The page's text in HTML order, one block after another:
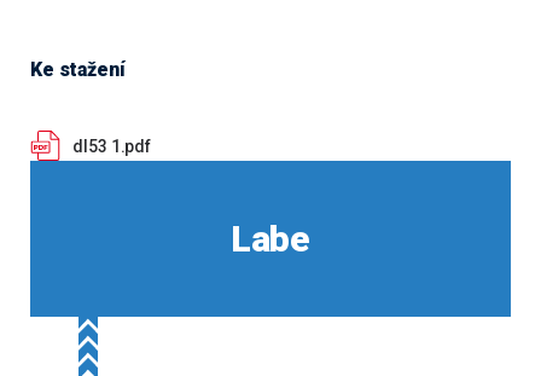
Ke stažení
dl53 1.pdf
Labe